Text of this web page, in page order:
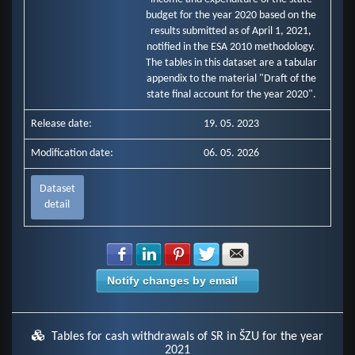
Tovary a služby (mill. Eur)
Bežné transfery (mill. Eur)
Obstarávanie kapitálových aktív (mill. Eur)
Kapitálové transfery (mill. Eur)
budget for the year 2020 based on the
results submitted as of April 1, 2021,
notified in the ESA 2010 methodology.
The tables in this dataset are a tabular
appendix to the material "Draft of the
state final account for the year 2020".
Release date: 19. 05. 2023
Modification date: 06. 05. 2026
Dataset
detail
Share with Facebook
Share with LinkedIn
Share with Pinterest
Share with Twitter
Notify changes by email
Tables for cash withdrawals of SR in ŠZU for the year
2021